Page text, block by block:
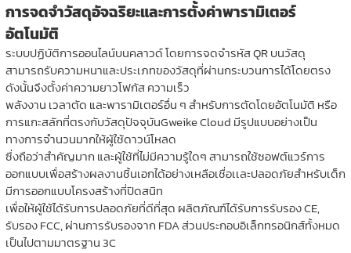
การจดจำวัสดุอัจฉริยะและการตั้งค่าพารามิเตอร์
อัตโนมัติ
ระบบปฏิบัติการออนไลน์บนคลาวด์ โดยการจดจำรหัส QR บนวัสดุ
สามารถรับความหนาและประเภทของวัสดุที่ผ่านกระบวนการได้โดยตรง
ดังนั้นจึงตั้งค่าความยาวโฟกัส ความเร็ว
พลังงาน เวลาตัด และพารามิเตอร์อื่น ๆ สำหรับการตัดโดยอัตโนมัติ หรือ
การแกะสลักที่ตรงกับวัสดุปัจจุบันGweike Cloud มีรูปแบบอย่างเป็น
ทางการจำนวนมากให้ผู้ใช้ดาวน์โหลด
ซึ่งถือว่าสำคัญมาก และผู้ใช้ที่ไม่มีความรู้ใดๆ สามารถใช้ซอฟต์แวร์การ
ออกแบบเพื่อสร้างผลงานชิ้นเอกได้อย่างเหลือเชื่อเเละปลอดภัยสำหรับเด็ก
มีการออกแบบโครงสร้างที่ปิดสนิท
เพื่อให้ผู้ใช้ได้รับการปลอดภัยที่ดีที่สุด ผลิตภัณฑ์ได้รับการรับรอง CE,
รับรอง FCC, ผ่านการรับรองจาก FDA ส่วนประกอบอิเล็กทรอนิกส์ทั้งหมด
เป็นไปตามมาตรฐาน 3C